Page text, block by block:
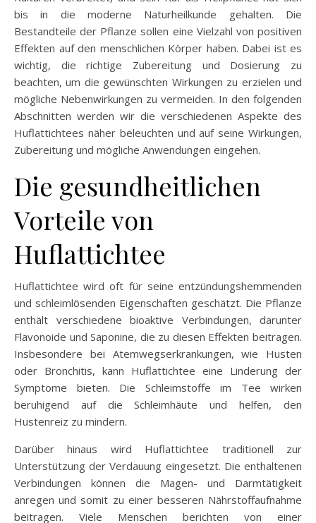
bis in die moderne Naturheilkunde gehalten. Die
Bestandteile der Pflanze sollen eine Vielzahl von positiven
Effekten auf den menschlichen Körper haben. Dabei ist es
wichtig, die richtige Zubereitung und Dosierung zu
beachten, um die gewünschten Wirkungen zu erzielen und
mögliche Nebenwirkungen zu vermeiden. In den folgenden
Abschnitten werden wir die verschiedenen Aspekte des
Huflattichtees näher beleuchten und auf seine Wirkungen,
Zubereitung und mögliche Anwendungen eingehen.
Die gesundheitlichen
Vorteile von
Huflattichtee
Huflattichtee wird oft für seine entzündungshemmenden
und schleimlösenden Eigenschaften geschätzt. Die Pflanze
enthält verschiedene bioaktive Verbindungen, darunter
Flavonoide und Saponine, die zu diesen Effekten beitragen.
Insbesondere bei Atemwegserkrankungen, wie Husten
oder Bronchitis, kann Huflattichtee eine Linderung der
Symptome bieten. Die Schleimstoffe im Tee wirken
beruhigend auf die Schleimhäute und helfen, den
Hustenreiz zu mindern.
Darüber hinaus wird Huflattichtee traditionell zur
Unterstützung der Verdauung eingesetzt. Die enthaltenen
Verbindungen können die Magen- und Darmtätigkeit
anregen und somit zu einer besseren Nährstoffaufnahme
beitragen. Viele Menschen berichten von einer